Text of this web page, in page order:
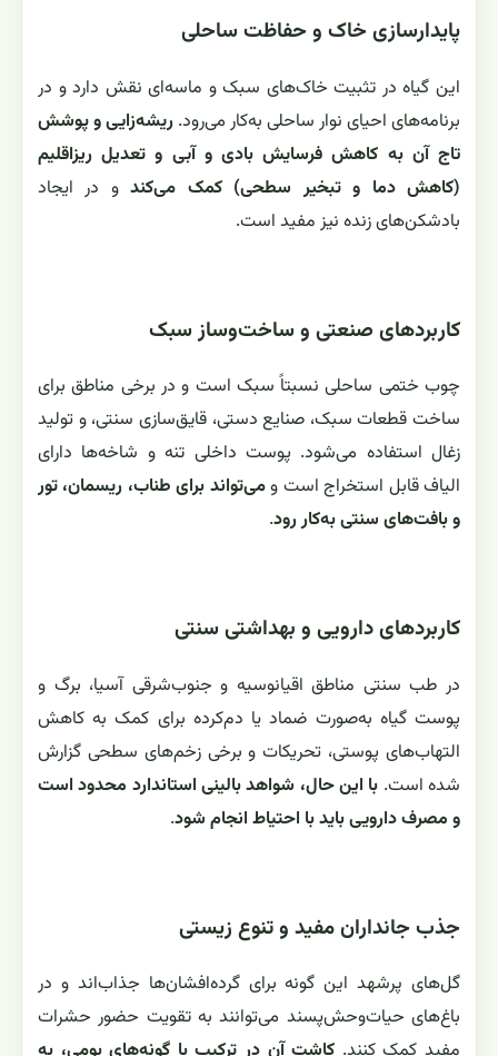
پایدارسازی خاک و حفاظت ساحلی
این گیاه در تثبیت خاک‌های سبک و ماسه‌ای نقش دارد و در
برنامه‌های احیای نوار ساحلی به‌کار می‌رود. ریشه‌زایی و پوشش
تاج آن به کاهش فرسایش بادی و آبی و تعدیل ریزاقلیم
(کاهش دما و تبخیر سطحی) کمک می‌کندو در ایجاد
بادشکن‌های زنده نیز مفید است.
کاربردهای صنعتی و ساخت‌وساز سبک
چوب ختمی ساحلی نسبتاً سبک است و در برخی مناطق برای
ساخت قطعات سبک، صنایع دستی، قایق‌سازی سنتی، و تولید
زغال استفاده می‌شود. پوست داخلی تنه و شاخه‌ها دارای
الیاف قابل استخراج است ومی‌تواند برای طناب، ریسمان، تور
و بافت‌های سنتی به‌کار رود.
کاربردهای دارویی و بهداشتی سنتی
در طب سنتی مناطق اقیانوسیه و جنوب‌شرقی آسیا، برگ و
پوست گیاه به‌صورت ضماد یا دم‌کرده برای کمک به کاهش
التهاب‌های پوستی، تحریکات و برخی زخم‌های سطحی گزارش
شده است. با این حال، شواهد بالینی استاندارد محدود است
و مصرف دارویی باید با احتیاط انجام شود.
جذب جانداران مفید و تنوع زیستی
گل‌های پرشهد این گونه برای گرده‌افشان‌ها جذاب‌اند و در
باغ‌های حیات‌وحش‌پسند می‌توانند به تقویت حضور حشرات